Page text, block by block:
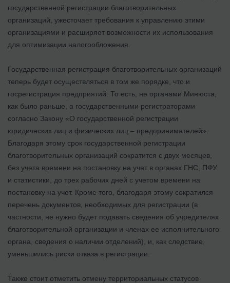
государственной регистрации благотворительных
организаций, ужесточает требования к управлению этими
организациями и расширяет возможности их использования
для оптимизации налогообложения.
Государственная регистрация благотворительных организаций
теперь будет осуществляться в том же порядке, что и
госрегистрация предприятий. То есть, не органами Минюста,
как было раньше, а государственными регистраторами
согласно Закону «О государственной регистрации
юридических лиц и физических лиц – предпринимателей».
Благодаря этому срок государственной регистрации
благотворительных организаций сократится с двух месяцев,
без учета времени на постановку на учет в органах ГНС, ПФУ
и статистики, до трех рабочих дней с учетом времени на
постановку на учет. Кроме того, благодаря этому сократился
перечень документов, необходимых для регистрации (в
частности, не нужно будет подавать сведения об учредителях
благотворительной организации и членах ее исполнительного
органа, сведения о наличии отделений), и, как следствие,
уменьшились риски отказа в регистрации.
Также стоит отметить отмену территориальных статусов